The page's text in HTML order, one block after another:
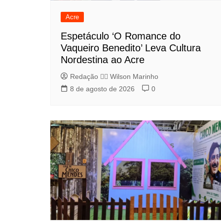
Acre
Espetáculo ‘O Romance do
Vaqueiro Benedito’ Leva Cultura
Nordestina ao Acre
Redação 👨‍⚖️​ Wilson Marinho
8 de agosto de 2026
0